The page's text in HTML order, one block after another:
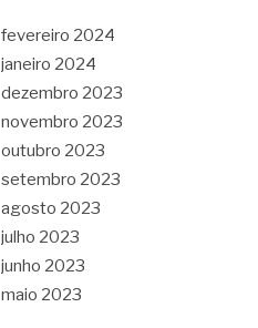
fevereiro 2024
janeiro 2024
dezembro 2023
novembro 2023
outubro 2023
setembro 2023
agosto 2023
julho 2023
junho 2023
maio 2023